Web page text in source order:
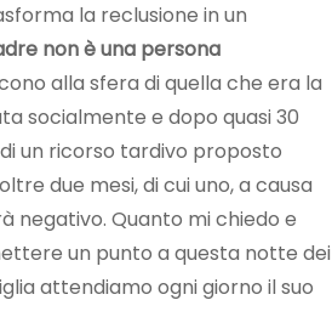
la reclusione in un
non è una persona
alla sfera di quella che era la
socialmente e dopo quasi 30
un ricorso tardivo proposto
due mesi, di cui uno, a causa
negativo. Quanto mi chiedo e
un punto a questa notte dei
attendiamo ogni giorno il suo